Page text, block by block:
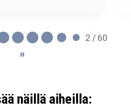
2 / 60
näillä aiheilla: